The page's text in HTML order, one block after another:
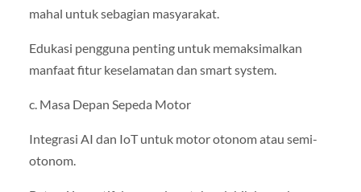
mahal untuk sebagian masyarakat.
Edukasi pengguna penting untuk memaksimalkan
manfaat fitur keselamatan dan smart system.
c. Masa Depan Sepeda Motor
Integrasi AI dan IoT untuk motor otonom atau semi-
otonom.